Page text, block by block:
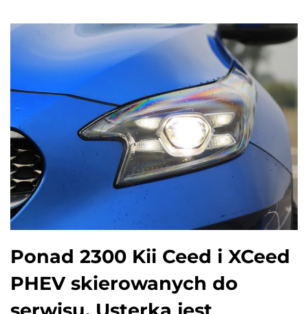
Ponad 2300 Kii Ceed i XCeed
PHEV skierowanych do